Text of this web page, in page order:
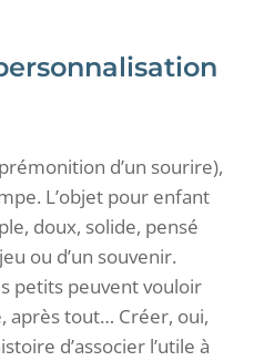
d’un sourire),
L’objet pour enfant
doux, solide, pensé
ou d’un souvenir.
petits peuvent vouloir
après tout… Créer, oui,
d’associer l’utile à